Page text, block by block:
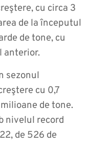
cu circa 3
de la începutul
de tone, cu
anterior.
sezonul
cu 0,7
de tone.
nivelul record
de 526 de